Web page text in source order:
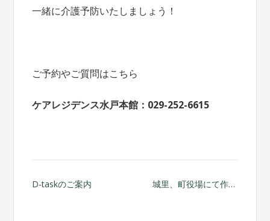
一緒に介護予防いたしましょう！
ご予約やご質問はこちら
ケアレジデンス水戸本館：029-252-6615
投
D-taskのご案内 城里、町役場にて作品展示